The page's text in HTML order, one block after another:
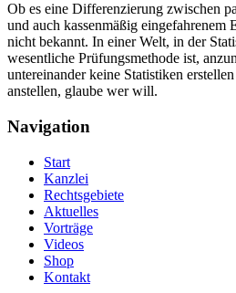
Ob es eine Differenzierung zwischen
und auch kassenmäßig eingefahrenem
nicht bekannt. In einer Welt, in der
wesentliche Prüfungsmethode ist,
untereinander keine Statistiken
anstellen, glaube wer will.
Navigation
Start
Kanzlei
Rechtsgebiete
Aktuelles
Vorträge
Videos
Shop
Kontakt